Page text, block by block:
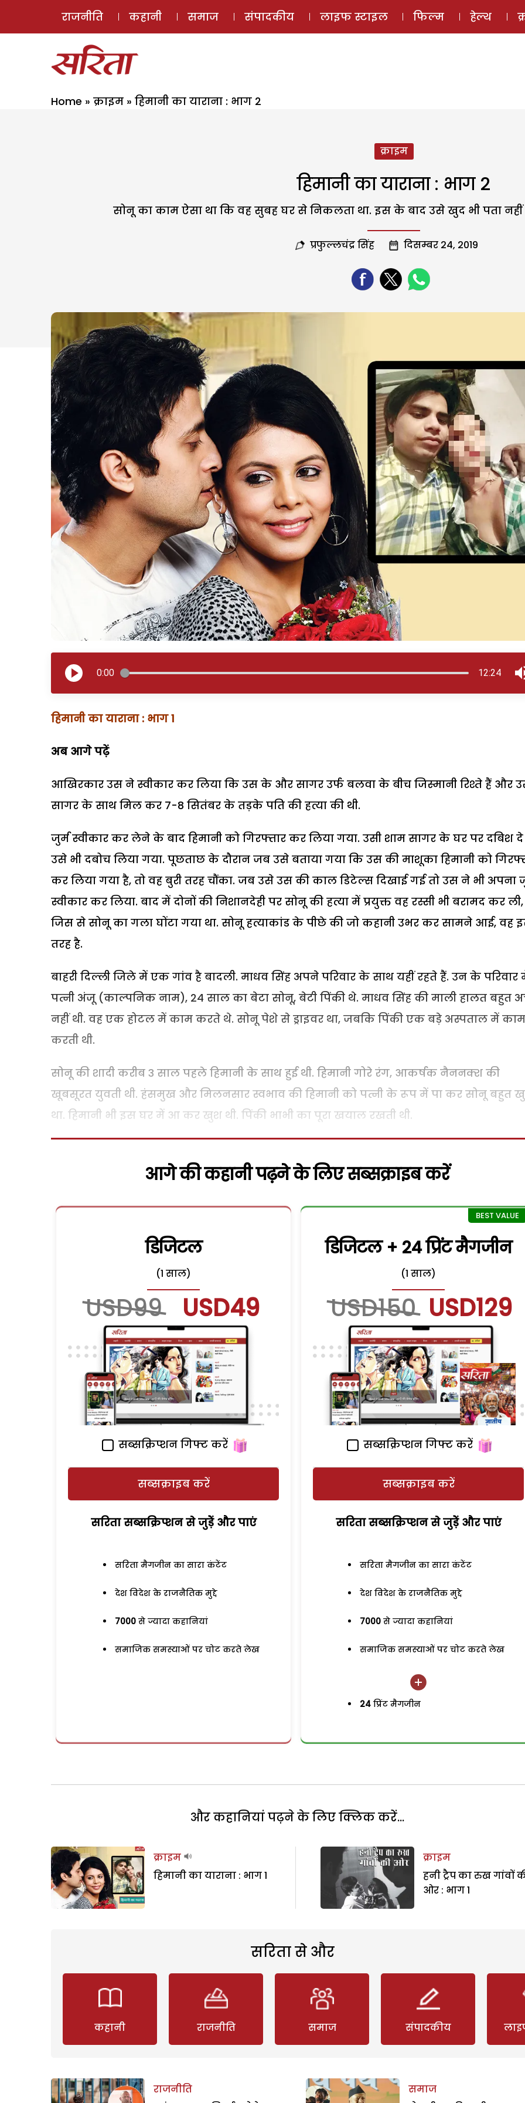
ई-मैगज़ीन
राजनीति कहानी समाज संपादकीय लाइफ स्टाइल फिल्म हेल्थ
Home » क्राइम » हिमानी का याराना : भाग 2
क्राइम
हिमानी का याराना : भाग 2
सोनू का काम ऐसा था कि वह सुबह घर से निकलता था. इस के बाद उसे खुद भी पता नहीं
प्रफुल्लचंद्र सिंह दिसम्बर 24, 2019
0:00 12:24
हिमानी का याराना : भाग 1
अब आगे पढ़ें
आखिरकार उस ने स्वीकार कर लिया कि उस के और सागर उर्फ बलवा के बीच जिस्मानी रिश्ते हैं और
सागर के साथ मिल कर 7-8 सितंबर के तड़के पति की हत्या की थी.
जुर्म स्वीकार कर लेने के बाद हिमानी को गिरफ्तार कर लिया गया. उसी शाम सागर के घर पर दबिश
उसे भी दबोच लिया गया. पूछताछ के दौरान जब उसे बताया गया कि उस की माशूका हिमानी को
कर लिया गया है, तो वह बुरी तरह चौंका. जब उसे उस की काल डिटेल्स दिखाई गई तो उस ने भी अपना
स्वीकार कर लिया. बाद में दोनों की निशानदेही पर सोनू की हत्या में प्रयुक्त वह रस्सी भी बरामद कर ली,
जिस से सोनू का गला घोंटा गया था. सोनू हत्याकांड के पीछे की जो कहानी उभर कर सामने आई, वह
तरह है.
बाहरी दिल्ली जिले में एक गांव है बादली. माधव सिंह अपने परिवार के साथ यहीं रहते हैं. उन के परिवार
पत्नी अंजू (काल्पनिक नाम), 24 साल का बेटा सोनू, बेटी पिंकी थे. माधव सिंह की माली हालत बहुत
नहीं थी. वह एक होटल में काम करते थे. सोनू पेशे से ड्राइवर था, जबकि पिंकी एक बड़े अस्पताल में काम
करती थी.
सोनू की शादी करीब 3 साल पहले हिमानी के साथ हुई थी. हिमानी गोरे रंग, आकर्षक नैननक्श की
खूबसूरत युवती थी. हंसमुख और मिलनसार स्वभाव की हिमानी को पत्नी के रूप में पा कर सोनू बहुत
था. हिमानी भी इस घर में आ कर खुश थी. पिंकी भाभी का पूरा खयाल रखती थी.
आगे की कहानी पढ़ने के लिए सब्सक्राइब करें
डिजिटल
(1 साल)
USD99 USD49
सब्सक्रिप्शन गिफ्ट करें
सब्सक्राइब करें
सरिता सब्सक्रिप्शन से जुड़ेें और पाएं
सरिता मैगजीन का सारा कंटेंट
देश विदेश के राजनैतिक मुद्दे
7000 से ज्यादा कहानियां
समाजिक समस्याओं पर चोट करते लेख
डिजिटल + 24 प्रिंट मैगजीन
(1 साल)
USD150 USD129
सब्सक्रिप्शन गिफ्ट करें
सब्सक्राइब करें
सरिता सब्सक्रिप्शन से जुड़ेें और पाएं
सरिता मैगजीन का सारा कंटेंट
देश विदेश के राजनैतिक मुद्दे
7000 से ज्यादा कहानियां
समाजिक समस्याओं पर चोट करते लेख
24 प्रिंट मैगजीन
और कहानियां पढ़ने के लिए क्लिक करें...
क्राइम
हिमानी का याराना : भाग 1
क्राइम
हनी ट्रैप का रुख गांवों
ओर : भाग 1
सरिता से और
कहानी राजनीति समाज संपादकीय
राजनीति
समाज